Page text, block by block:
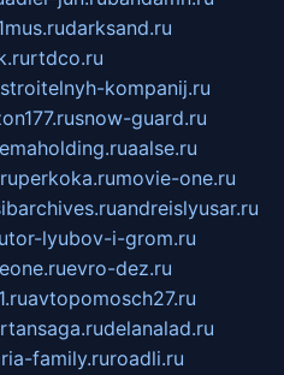
darksand.ru
rtdco.ru
kompanij.ru
snow-guard.ru
aalse.ru
perkoka.rumovie-one.ru
andreislyusar.ru
tor-lyubov-i-grom.ru
evro-dez.ru
avtopomosch27.ru
delanalad.ru
family.ruroadli.ru